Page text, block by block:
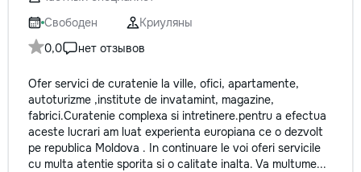
Свободен
Криуляны
0,0
нет отзывов
Ofer servici de curatenie la ville, ofici, apartamente,
autoturizme ,institute de invatamint, magazine,
fabrici.Curatenie complexa si intretinere.pentru a efectua
aceste lucrari am luat experienta europiana ce o dezvolt
pe republica Moldova . In continuare le voi oferi servicile
cu multa atentie sporita si o calitate inalta. Va multume...